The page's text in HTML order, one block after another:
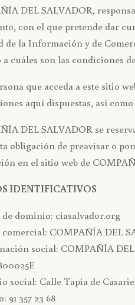
DEL SALVADOR,
con el que pretende dar
de la Información y de
a cuáles son las condiciones
que acceda a este sitio
aquí dispuestas, así
DEL SALVADOR se
obligación de preavisar o
en el sitio web de
IDENTIFICATIVOS
dominio: ciasalvador.org
COMPAÑÍA DEL
social: COMPAÑÍA
social: Calle Tapia de
91 357 23 68